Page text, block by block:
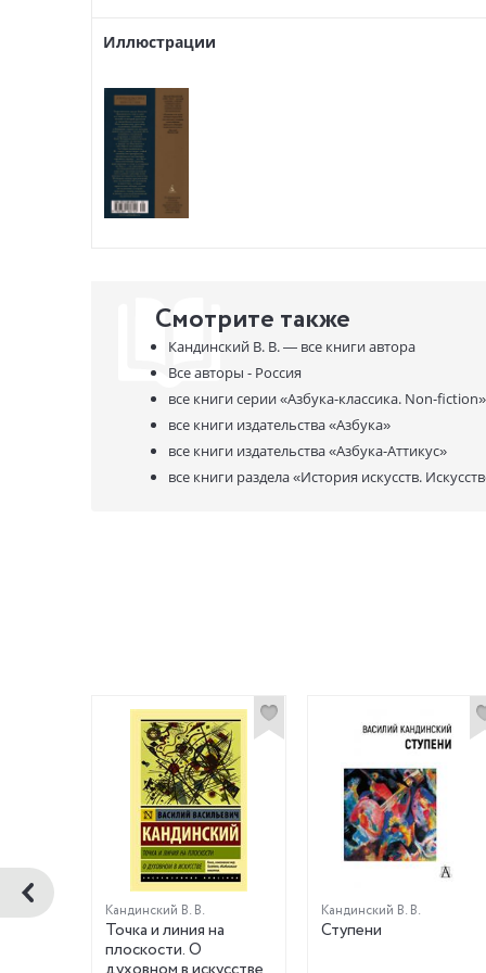
Иллюстрации
Смотрите также
Кандинский В. В. — все книги автора
Все авторы - Россия
все книги серии«Азбука-классика. Non-fiction»
все книги издательства«Азбука»
все книги издательства«Азбука-Аттикус»
все книги раздела«История искусств.
Кандинский В. В.
Точка и линия на
плоскости. О
Кандинский В. В.
Ступени